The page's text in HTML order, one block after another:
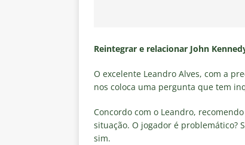
Fluminense x Vasco
NOTÍCIAS
Estatísticas
DICAS
Reintegrar e relacionar John
O excelente Leandro Alves, com a
nos coloca uma pergunta que tem
Concordo com o Leandro,
situação. O jogador é problemático?
sim.